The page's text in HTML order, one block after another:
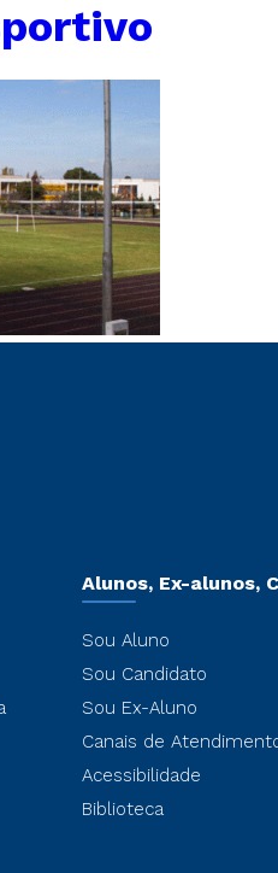
Alunos, Ex-alunos,
Sou Aluno
Sou Candidato
Sou Ex-Aluno
Canais de
Acessibilidade
Biblioteca